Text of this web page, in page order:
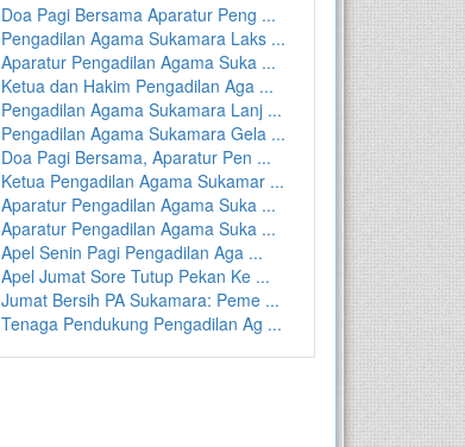
Doa Pagi Bersama Aparatur Peng ...
Pengadilan Agama Sukamara Laks ...
Aparatur Pengadilan Agama Suka ...
Ketua dan Hakim Pengadilan Aga ...
Pengadilan Agama Sukamara Lanj ...
Pengadilan Agama Sukamara Gela ...
Doa Pagi Bersama, Aparatur Pen ...
Ketua Pengadilan Agama Sukamar ...
Aparatur Pengadilan Agama Suka ...
Aparatur Pengadilan Agama Suka ...
Apel Senin Pagi Pengadilan Aga ...
Apel Jumat Sore Tutup Pekan Ke ...
Jumat Bersih PA Sukamara: Peme ...
Tenaga Pendukung Pengadilan Ag ...